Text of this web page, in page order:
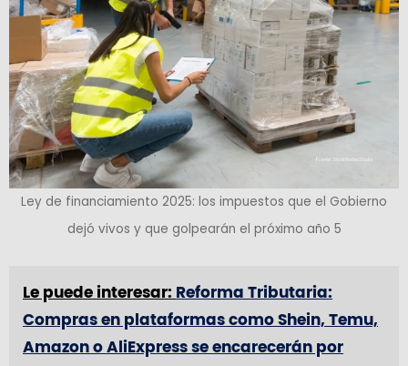
Ley de financiamiento 2025: los impuestos que el Gobierno
dejó vivos y que golpearán el próximo año 5
Le puede interesar: Reforma Tributaria:
Compras en plataformas como Shein, Temu,
Amazon o AliExpress se encarecerán por